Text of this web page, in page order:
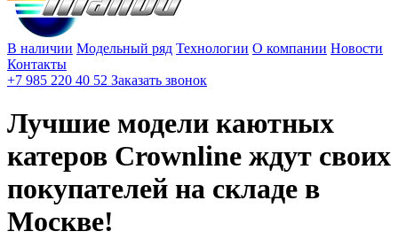
В наличии Модельный ряд Технологии О компании Новости
Контакты
+7 985 220 40 52 Заказать звонок
Лучшие модели каютных
катеров Crownline ждут своих
покупателей на складе в
Москве!